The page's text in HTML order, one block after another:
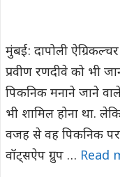
मुंबई: दापोली
प्रवीण रणदीवे को भी
पिकनिक मनाने जाने
भी शामिल होना था.
वजह से वह पिकनिक पर
वॉट्सऐप ग्रुप … Read